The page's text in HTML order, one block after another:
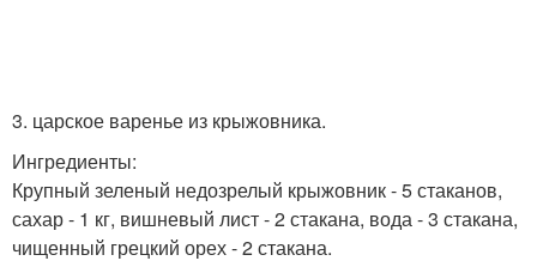
3. царское варенье из крыжовника.
Ингредиенты:
Крупный зеленый недозрелый крыжовник - 5 стаканов,
сахар - 1 кг, вишневый лист - 2 стакана, вода - 3 стакана,
чищенный грецкий орех - 2 стакана.